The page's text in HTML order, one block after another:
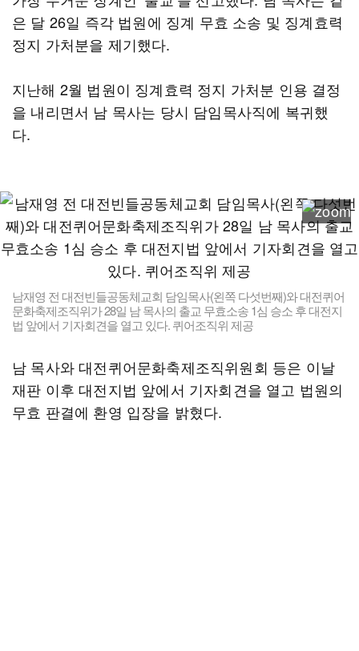
은 달 26일 즉각 법원에 징계 무효 소송 및 징계효력
정지 가처분을 제기했다.
지난해 2월 법원이 징계효력 정지 가처분 인용 결정
을 내리면서 남 목사는 당시 담임목사직에 복귀했
다.
남재영 전 대전빈들공동체교회 담임목사(왼쪽 다섯번째)와 대전퀴어
문화축제조직위가 28일 남 목사의 출교 무효소송 1심 승소 후 대전지
법 앞에서 기자회견을 열고 있다. 퀴어조직위 제공
남 목사와 대전퀴어문화축제조직위원회 등은 이날
재판 이후 대전지법 앞에서 기자회견을 열고 법원의
무효 판결에 환영 입장을 밝혔다.